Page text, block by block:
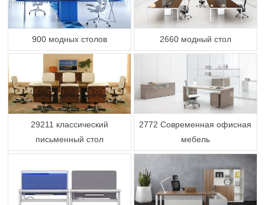
900 модных столов 2660 модный стол
29211 классический
письменный стол
2772 Современная офисная
мебель